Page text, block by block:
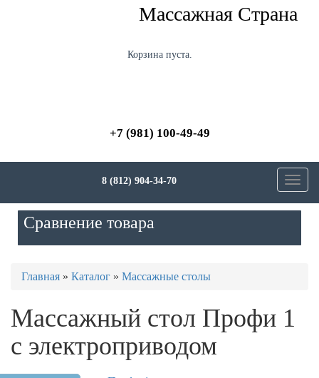
Массажная Страна
Корзина пуста.
+7 (981) 100-49-49
8 (812) 904-34-70
Сравнение товара
здесь
Главная » Каталог » Массажные столы
Массажный стол Профи 1
с электроприводом